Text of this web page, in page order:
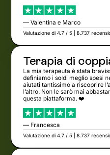
— Valentina e Marco
Valutazione di 4.7 / 5 | 8.737
Terapia di
La mia terapeuta è stata
definiamo i soldi meglio spesi
aiutati tantissimo a riscoprire
l’altro. Non le sarò mai
questa piattaforma. ❤️
— Francesca
Valutazione di 4.7 / 5 | 8.737